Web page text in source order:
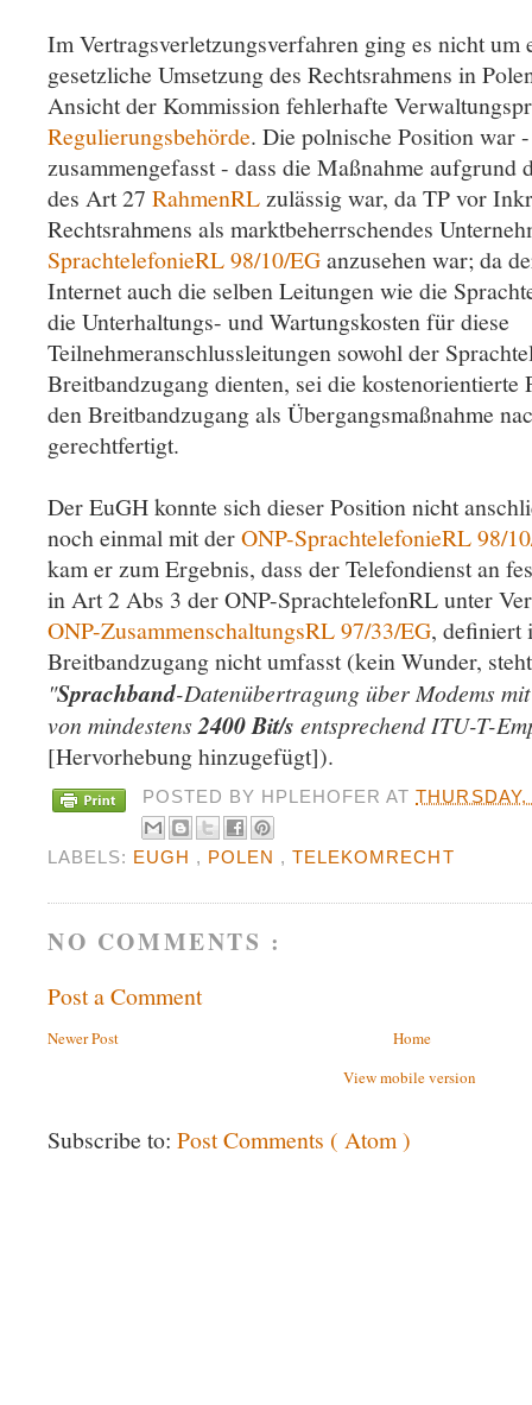
Im Vertragsverletzungsverfahren ging es nicht um
gesetzliche Umsetzung des Rechtsrahmens in
Ansicht der Kommission fehlerhafte
Regulierungsbehörde. Die polnische Position war
zusammengefasst - dass die Maßnahme aufgrund
des Art 27 RahmenRLzulässig war, da TP vor
Rechtsrahmens als marktbeherrschendes
SprachtelefonieRL 98/10/EGanzusehen war; da
Internet auch die selben Leitungen wie die
die Unterhaltungs- und Wartungskosten für diese
Teilnehmeranschlussleitungen sowohl der
Breitbandzugang dienten, sei die kostenorientierte
den Breitbandzugang als Übergangsmaßnahme
gerechtfertigt.
Der EuGH konnte sich dieser Position nicht
noch einmal mit derONP-SprachtelefonieRL 98/
kam er zum Ergebnis, dass der Telefondienst an
in Art 2 Abs 3 der ONP-SprachtelefonRL unter
ONP-ZusammenschaltungsRL 97/33/EG, definiert
Breitbandzugang nicht umfasst (kein Wunder,
"Sprachband-Datenübertragung über Modems
von mindestens2400 Bit/s entsprechend ITU-T-
[Hervorhebung hinzugefügt]).
POSTED BY HPLEHOFERAT
LABELS: EUGH , POLEN ,TELEKOMRECHT
NO COMMENTS :
Post a Comment
Newer Post
Home
View mobile version
Subscribe to: Post Comments ( Atom )